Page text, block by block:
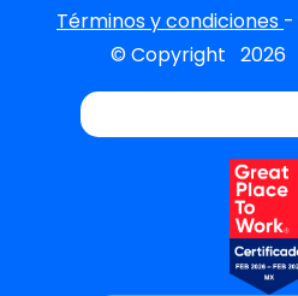
Términos y condiciones -
© Copyright 2026